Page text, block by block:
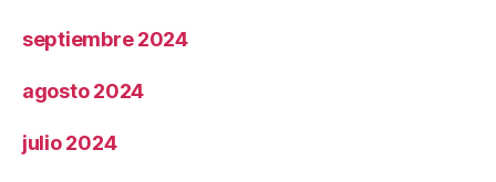
septiembre 2024
agosto 2024
julio 2024